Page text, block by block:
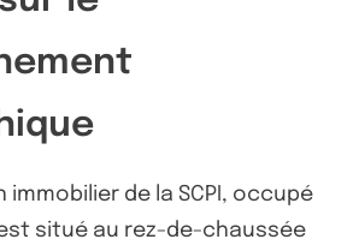
immobilier de la SCPI, occupé
situé au rez-de-chaussée